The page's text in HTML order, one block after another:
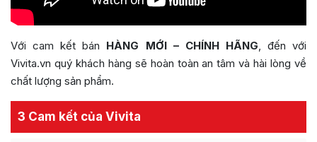
Với cam kết bán HÀNG MỚI – CHÍNH HÃNG, đến với
Vivita.vn quý khách hàng sẽ hoàn toàn an tâm và hài lòng về
chất lượng sản phẩm.
3 Cam kết của Vivita